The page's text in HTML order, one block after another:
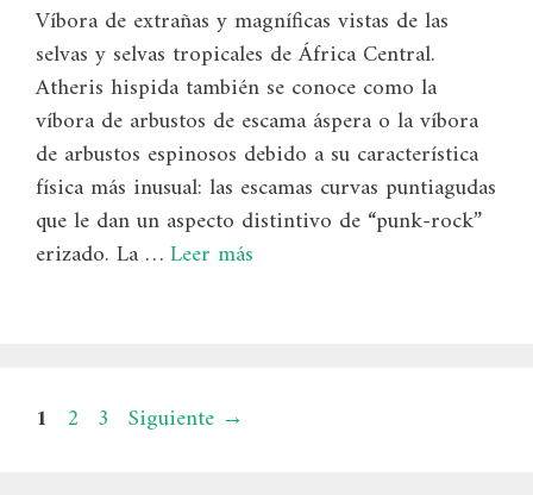
Víbora de extrañas y magníficas vistas de las
selvas y selvas tropicales de África Central.
Atheris hispida también se conoce como la
víbora de arbustos de escama áspera o la víbora
de arbustos espinosos debido a su característica
física más inusual: las escamas curvas puntiagudas
que le dan un aspecto distintivo de “punk-rock”
erizado. La …Leer más
Página
1 Página
2 Página
3 Siguiente →